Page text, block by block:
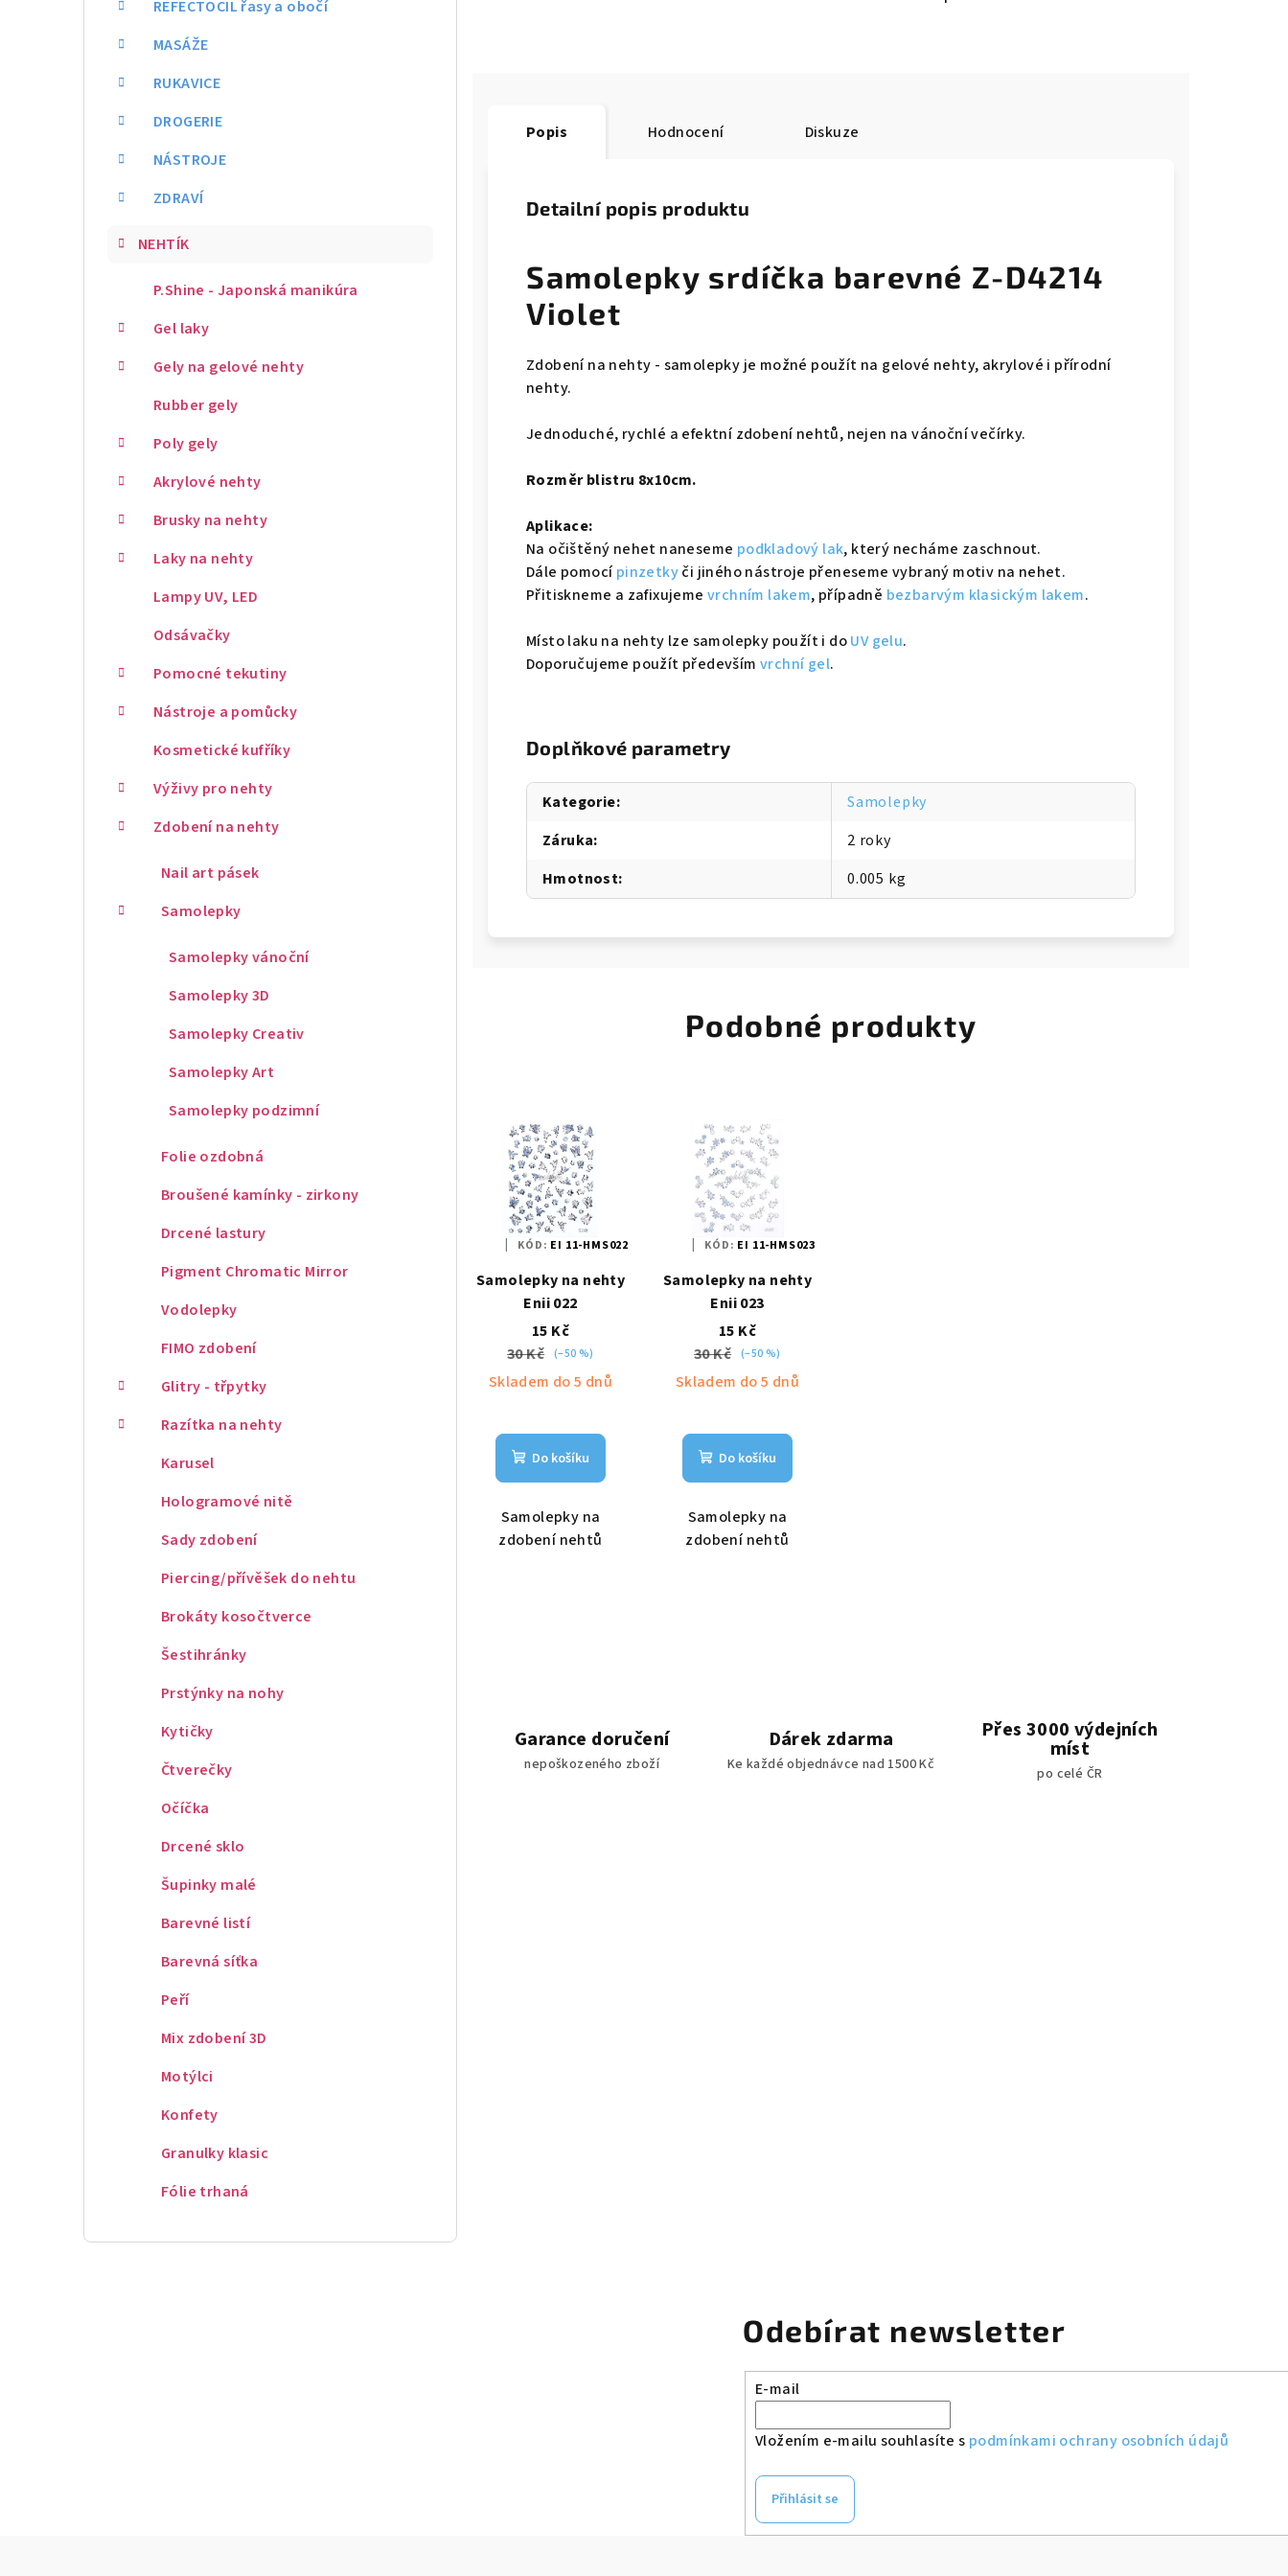
REFECTOCIL řasy a obočí
MASÁŽE
RUKAVICE
DROGERIE
NÁSTROJE
ZDRAVÍ
NEHTÍK
P.Shine - Japonská manikúra
Gel laky
Gely na gelové nehty
Rubber gely
Poly gely
Akrylové nehty
Brusky na nehty
Laky na nehty
Lampy UV, LED
Odsávačky
Pomocné tekutiny
Nástroje a pomůcky
Kosmetické kufříky
Výživy pro nehty
Zdobení na nehty
Nail art pásek
Samolepky
Samolepky vánoční
Samolepky 3D
Samolepky Creativ
Samolepky Art
Samolepky podzimní
Folie ozdobná
Broušené kamínky - zirkony
Drcené lastury
Pigment Chromatic Mirror
Vodolepky
FIMO zdobení
Glitry - třpytky
Razítka na nehty
Karusel
Hologramové nitě
Sady zdobení
Piercing/přívěšek do nehtu
Brokáty kosočtverce
Šestihránky
Prstýnky na nohy
Kytičky
Čtverečky
Očíčka
Drcené sklo
Šupinky malé
Barevné listí
Barevná síťka
Peří
Mix zdobení 3D
Motýlci
Konfety
Granulky klasic
Fólie trhaná
Popis Hodnocení Diskuze
Detailní popis produktu
Samolepky srdíčka barevné Z-D4214
Violet
Zdobení na nehty - samolepky je možné použít na gelové nehty, akrylové i přírodní
nehty.
Jednoduché, rychlé a efektní zdobení nehtů, nejen na vánoční večírky.
Rozměr blistru 8x10cm.
Aplikace:
Na očištěný nehet naneseme podkladový lak, který necháme zaschnout.
Dále pomocípinzetkyči jiného nástroje přeneseme vybraný motiv na nehet.
Přitiskneme a zafixujeme vrchním lakem, případně bezbarvým klasickým lakem.
Místo laku na nehty lze samolepky použít i doUV gelu.
Doporučujeme použít především vrchní gel.
Doplňkové parametry
Kategorie:
Samolepky
Záruka:
2 roky
Hmotnost: 0.005 kg
Podobné produkty
Samolepky na nehty
Enii 022
15 Kč
30 Kč (–50 %)
Skladem do 5 dnů
Do košíku
Samolepky na
zdobení nehtů
KÓD: EI 11-HMS022
Samolepky na nehty
Enii 023
15 Kč
30 Kč (–50 %)
Skladem do 5 dnů
Do košíku
Samolepky na
zdobení nehtů
KÓD: EI 11-HMS023
Garance doručení
nepoškozeného zboží
Dárek zdarma
Ke každé objednávce nad 1500 Kč
Přes 3000 výdejních
míst
po celé ČR
Odebírat newsletter
E-mail
Vložením e-mailu souhlasíte s podmínkami ochrany osobních údajů
Přihlásit se